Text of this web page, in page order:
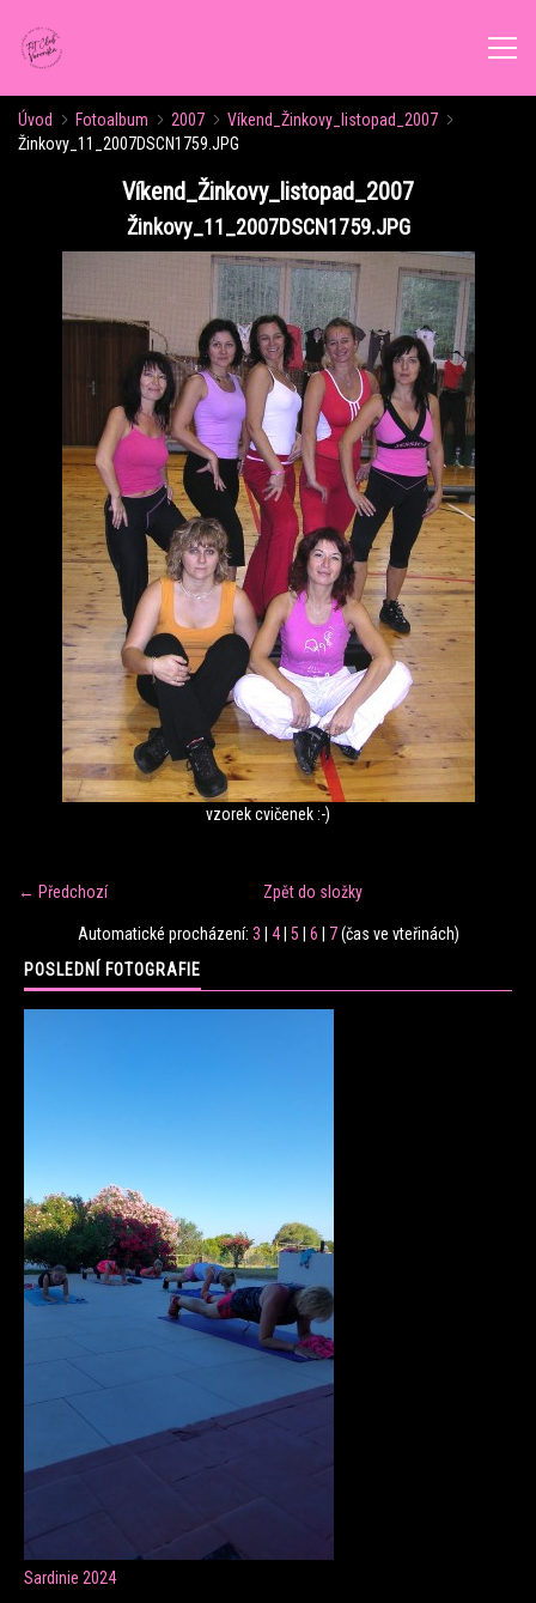
ÚVOD
KALENDÁŘ AKCÍ
FORMY CVIČENÍ
VÝŽIVOVÉ PORADENSTVÍ
FITNESS TRÉNINK
VERONIKA FRÁNOVÁ
FIT CLUB VERONIKA
KONTAKT
+420 724 023 632
veronika.franova@centrum.cz
Update cookies preferences
Úvod Fotoalbum 2007
Víkend_Žinkovy_listopad_2007
Žinkovy_11_2007DSCN1759.JPG
Víkend_Žinkovy_listopad_2007
Žinkovy_11_2007DSCN1759.JPG
vzorek cvičenek :-)
← Předchozí Zpět do složky
Automatické procházení: 3 4| 5 6 7(čas ve vteřinách)
POSLEDNÍ FOTOGRAFIE
Sardinie 2024